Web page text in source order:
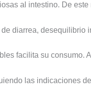
al intestino. De
diarrea,
facilita su consumo.
las indicaciones